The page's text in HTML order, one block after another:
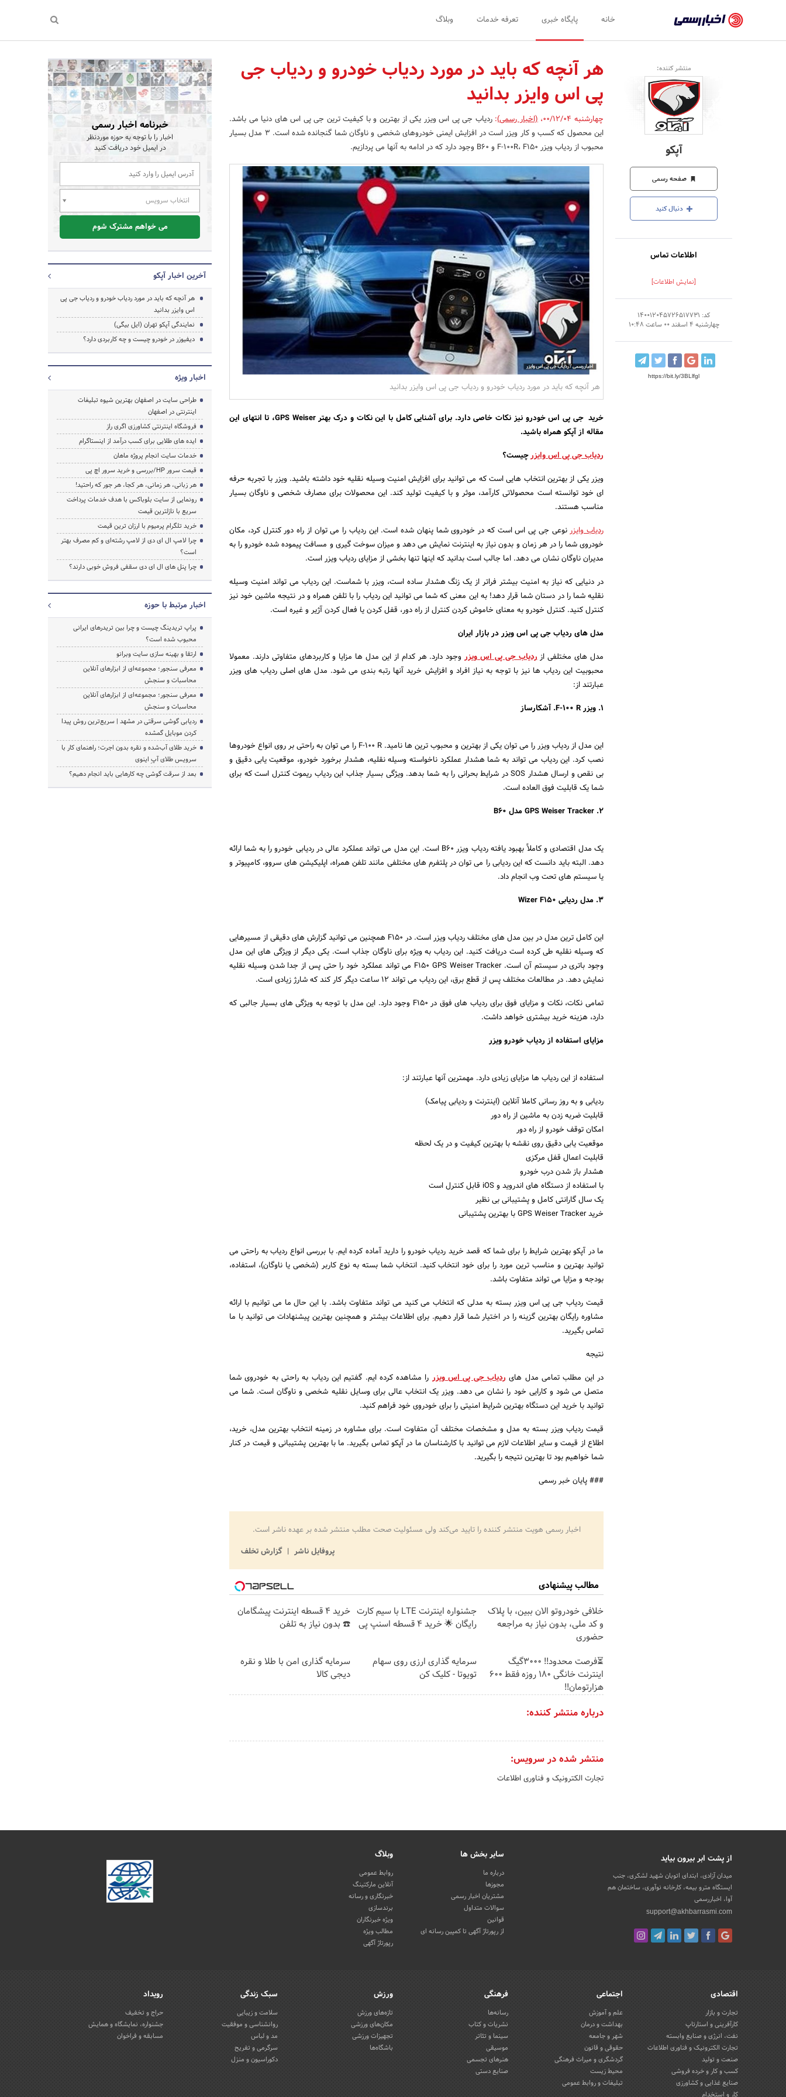
رسمی
-
اخبار
تایید
شده
شرکت‌ها،
سازمان‌ها
و
روابط
عمومی‌ها
خانه پایگاه خبری تعرفه خدمات وبلاگ
جستجو
منتشر کننده:
آپکو
صفحه رسمی
دنبال کنید
اطلاعات تماس
[نمایش اطلاعات]
کد: 140012045726517731
چهارشنبه 4 اسفند 00 ساعت 10:48
https://bit.ly/3BLlfgl
هر آنچه که باید در مورد ردیاب خودرو و ردیاب جی
پی اس وایزر بدانید
چهارشنبه 00/12/04 ،(اخبار رسمی):ردیاب جی پی اس ویزر یکی از بهترین و با کیفیت ترین جی پی اس های دنیا می باشد.
این محصول که کسب و کار ویزر است در افزایش ایمنی خودروهای شخصی و ناوگان شما گنجانده شده است. 3 مدل بسیار
محبوب از ردیاب ویزر F-100R، F150 و B60 وجود دارد که در ادامه به آنها می پردازیم.
هر آنچه که باید در مورد ردیاب خودرو و ردیاب جی پی اس وایزر بدانید
خرید جی پی اس خودرو نیز نکات خاصی دارد. برای آشنایی کامل با این نکات و درک بهتر GPS Weiser، تا انتهای این
مقاله از آپکو همراه باشید.
ردیاب جی پی اس وایزرچیست؟
ویزر یکی از بهترین انتخاب هایی است که می توانید برای افزایش امنیت وسیله نقلیه خود داشته باشید. ویزر با تجربه حرفه
ای خود توانسته است محصولاتی کارآمد، موثر و با کیفیت تولید کند. این محصولات برای مصارف شخصی و ناوگان بسیار
مناسب هستند.
ردیاب وایزرنوعی جی پی اس است که در خودروی شما پنهان شده است. این ردیاب را می توان از راه دور کنترل کرد، مکان
خودروی شما را در هر زمان و بدون نیاز به اینترنت نمایش می دهد و میزان سوخت گیری و مسافت پیموده شده خودرو را به
مدیران ناوگان نشان می دهد. اما جالب است بدانید که اینها تنها بخشی از مزایای ردیاب ویزر است.
در دنیایی که نیاز به امنیت بیشتر فراتر از یک زنگ هشدار ساده است، ویزر با شماست. این ردیاب می تواند امنیت وسیله
نقلیه شما را در دستان شما قرار دهد! به این معنی که شما می توانید این ردیاب را با تلفن همراه و در نتیجه ماشین خود نیز
کنترل کنید. کنترل خودرو به معنای خاموش کردن کنترل از راه دور، قفل کردن یا فعال کردن آژیر و غیره است.
مدل های ردیاب جی پی اس ویزر در بازار ایران
مدل های مختلفی ازردیاب جی پی اس ویزروجود دارد. هر کدام از این مدل ها مزایا و کاربردهای متفاوتی دارند. معمولا
محبوبیت این ردیاب ها نیز با توجه به نیاز افراد و افزایش خرید آنها رتبه بندی می شود. مدل های اصلی ردیاب های ویزر
عبارتند از:
1. ویزر F-100 R. آشکارساز
این مدل از ردیاب ویزر را می توان یکی از بهترین و محبوب ترین ها نامید. F-100 R را می توان به راحتی بر روی انواع خودروها
نصب کرد. این ردیاب می تواند به شما هشدار عملکرد ناخواسته وسیله نقلیه، هشدار برخورد خودرو، موقعیت یابی دقیق و
بی نقص و ارسال هشدار SOS در شرایط بحرانی را به شما بدهد. ویژگی بسیار جذاب این ردیاب ریموت کنترل است که برای
شما یک قابلیت فوق العاده است.
2. GPS Weiser Tracker مدل B60
یک مدل اقتصادی و کاملاً بهبود یافته ردیاب ویزر B60 است. این مدل می تواند عملکرد عالی در ردیابی خودرو را به شما ارائه
دهد. البته باید دانست که این ردیابی را می توان در پلتفرم های مختلفی مانند تلفن همراه، اپلیکیشن های سروو، کامپیوتر و
یا سیستم های تحت وب انجام داد.
3. مدل ردیابی Wizer F150
این کامل ترین مدل در بین مدل های مختلف ردیاب ویزر است. در F150 همچنین می توانید گزارش های دقیقی از مسیرهایی
که وسیله نقلیه طی کرده است دریافت کنید. این ردیاب به ویژه برای ناوگان جذاب است. یکی دیگر از ویژگی های این مدل
وجود باتری در سیستم آن است. F150 GPS Weiser Tracker می تواند عملکرد خود را حتی پس از جدا شدن وسیله نقلیه
نمایش دهد. در مطالعات مختلف پس از قطع برق، این ردیاب می تواند 12 ساعت دیگر کار کند که شارژ زیادی است.
تمامی نکات، نکات و مزایای فوق برای ردیاب های فوق در F150 وجود دارد. این مدل با توجه به ویژگی های بسیار جالبی که
دارد، هزینه خرید بیشتری خواهد داشت.
مزایای استفاده از ردیاب خودرو ویزر
استفاده از این ردیاب ها مزایای زیادی دارد. مهمترین آنها عبارتند از:
ردیابی و به روز رسانی کاملا آنلاین (اینترنت و ردیابی پیامک)
قابلیت ضربه زدن به ماشین از راه دور
امکان توقف خودرو از راه دور
موقعیت یابی دقیق روی نقشه با بهترین کیفیت و در یک لحظه
قابلیت اعمال قفل مرکزی
هشدار باز شدن درب خودرو
با استفاده از دستگاه های اندروید و iOS قابل کنترل است
یک سال گارانتی کامل و پشتیبانی بی نظیر
خرید GPS Weiser Tracker با بهترین پشتیبانی
ما در آپکو بهترین شرایط را برای شما که قصد خرید ردیاب خودرو را دارید آماده کرده ایم. با بررسی انواع ردیاب به راحتی می
توانید بهترین و مناسب ترین مورد را برای خود انتخاب کنید. انتخاب شما بسته به نوع کاربر (شخصی یا ناوگان)، استفاده،
بودجه و مزایا می تواند متفاوت باشد.
قیمت ردیاب جی پی اس ویزر بسته به مدلی که انتخاب می کنید می تواند متفاوت باشد. با این حال ما می توانیم با ارائه
مشاوره رایگان بهترین گزینه را در اختیار شما قرار دهیم. برای اطلاعات بیشتر و همچنین بهترین پیشنهادات می توانید با ما
تماس بگیرید.
نتیجه
در این مطلب تمامی مدل هایردیاب جی پی اس ویزر را مشاهده کرده ایم. گفتیم این ردیاب به راحتی به خودروی شما
متصل می شود و کارایی خود را نشان می دهد. ویزر یک انتخاب عالی برای وسایل نقلیه شخصی و ناوگان است. شما می
توانید با خرید این دستگاه بهترین شرایط امنیتی را برای خودروی خود فراهم کنید.
قیمت ردیاب ویزر بسته به مدل و مشخصات مختلف آن متفاوت است. برای مشاوره در زمینه انتخاب بهترین مدل، خرید،
اطلاع از قیمت و سایر اطلاعات لازم می توانید با کارشناسان ما در آپکو تماس بگیرید. ما با بهترین پشتیبانی و قیمت در کنار
شما خواهیم بود تا بهترین نتیجه را بگیرید.
### پایان خبر رسمی
اخبار رسمی هویت منتشر کننده را تایید می‌کند ولی مسئولیت صحت مطلب منتشر شده بر عهده ناشر است.
پروفایل ناشر
گزارش تخلف
مطالب پیشنهادی
خلافی خودروتو الان ببین، با پلاک
و کد ملی، بدون نیاز به مراجعه
حضوری
جشنواره اینترنت LTE با سیم کارت
رایگان 🌟 خرید 4 قسطه اسنپ پی
خرید 4 قسطه اینترنت پیشگامان
☎️ بدون نیاز به تلفن
⏳فرصت محدود!! 3000گیگ
اینترنت خانگی 180 روزه فقط 600
هزارتومان!!
سرمایه گذاری ارزی روی سهام
تویوتا - کلیک کن
سرمایه گذاری امن با طلا و نقره
دیجی کالا
درباره منتشر کننده:
منتشر شده در سرویس:
تجارت الکترونیک و فناوری اطلاعات
خبرنامه اخبار رسمی
اخبار را با توجه به حوزه موردنظر
در ایمیل خود دریافت کنید
انتخاب سرویس
می خواهم مشترک شوم
آخرین اخبار آپکو
هر آنچه که باید در مورد ردیاب خودرو و ردیاب جی پی
اس وایزر بدانید
نمایندگی آپکو تهران (ایل بیگی)
دیفیوزر در خودرو چیست و چه کاربردی دارد؟
اخبار ویژه
طراحی سایت در اصفهان بهترین شیوه تبلیغات
اینترنتی در اصفهان
فروشگاه اینترنتی کشاورزی اگری راز
ایده های طلایی برای کسب درآمد از اینستاگرام
خدمات سایت انجام پروژه ماهان
قیمت سرور HP/بررسی و خرید سرور اچ پی
هر زبانی، هر زمانی، هر کجا، هر جور که راحتید!
رونمایی از سایت بلوباکس با هدف خدمات پرداخت
سریع با نازلترین قیمت
خرید تلگرام پرمیوم با ارزان ترین قیمت
چرا لامپ ال ای دی از لامپ رشته‌ای و کم مصرف بهتر
است؟
چرا پنل های ال ای دی سقفی فروش خوبی دارند؟
اخبار مرتبط با حوزه
پراپ تریدینگ چیست و چرا بین تریدرهای ایرانی
محبوب شده است؟
ارتقا و بهینه سازی سایت وبرانو
معرفی سنجور؛ مجموعه‌ای از ابزارهای آنلاین
محاسبات و سنجش
معرفی سنجور؛ مجموعه‌ای از ابزارهای آنلاین
محاسبات و سنجش
ردیابی گوشی سرقتی در مشهد | سریع‌ترین روش پیدا
کردن موبایل گمشده
خرید طلای آب‌شده و نقره بدون اجرت؛ راهنمای کار با
سرویس طلای آپِ اینوی
بعد از سرقت گوشی چه کارهایی باید انجام دهیم؟
از پشت ابر بیرون بیاید
میدان آزادی، ابتدای اتوبان شهید لشکری، جنب
ایستگاه مترو بیمه، کارخانه نوآوری، ساختمان هم
آوا، اخباررسمی
support@akhbarrasmi.com
سایر بخش ها
درباره ما
مجوزها
مشتریان اخبار رسمی
سوالات متداول
قوانین
از رپورتاژ آگهی تا کمپین رسانه ای
وبلاگ
روابط عمومی
آنلاین مارکتینگ
خبرنگاری و رسانه
برندسازی
ویژه خبرنگاران
مطالب ویژه
رپورتاژ آگهی
اقتصادی
تجارت و بازار
کارآفرینی و استارتاپ
نفت، انرژی و صنایع وابسته
تجارت الکترونیک و فناوری اطلاعات
صنعت و تولید
کسب و کار و خرده فروشی
صنایع غذایی و کشاورزی
کار و استخدام
اجتماعی
علم و آموزش
بهداشت و درمان
شهر و جامعه
حقوقی و قانون
گردشگری و میراث فرهنگی
محیط زیست
تبلیغات و روابط عمومی
فرهنگی
رسانه‌ها
نشریات و کتاب
سینما و تئاتر
موسیقی
هنرهای تجسمی
صنایع دستی
ورزش
تازه‌های ورزش
مکان‌های ورزشی
تجهیزات ورزشی
باشگاه‌ها
سبک زندگی
سلامت و زیبایی
روانشناسی و موفقیت
مد و لباس
سرگرمی و تفریح
دکوراسیون و منزل
رویداد
حراج و تخفیف
جشنواره، نمایشگاه و همایش
مسابقه و فراخوان